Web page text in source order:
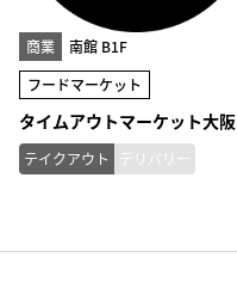
商業
南館 B1F
フードマーケット
タイムアウトマーケット大阪
テイクアウト デリバリー